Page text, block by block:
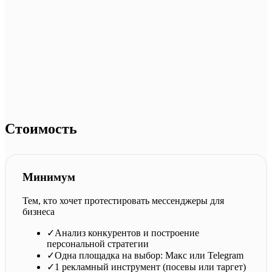
Стоимость
Минимум
Тем, кто хочет протестировать мессенджеры для
бизнеса
✓Анализ конкурентов и построение
персональной стратегии
✓Одна площадка на выбор: Макс или Telegram
✓1 рекламный инструмент (посевы или таргет)